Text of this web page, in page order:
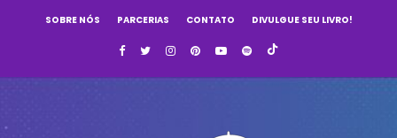
SOBRE NÓS PARCERIAS CONTATO DIVULGUE SEU LIVRO!